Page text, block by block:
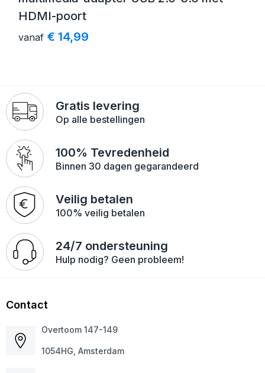
HDMI-poort
vanaf € 14,99
Gratis levering
Op alle bestellingen
100% Tevredenheid
Binnen 30 dagen gegarandeerd
Veilig betalen
100% veilig betalen
24/7 ondersteuning
Hulp nodig? Geen probleem!
Contact
Overtoom 147-149
1054HG, Amsterdam